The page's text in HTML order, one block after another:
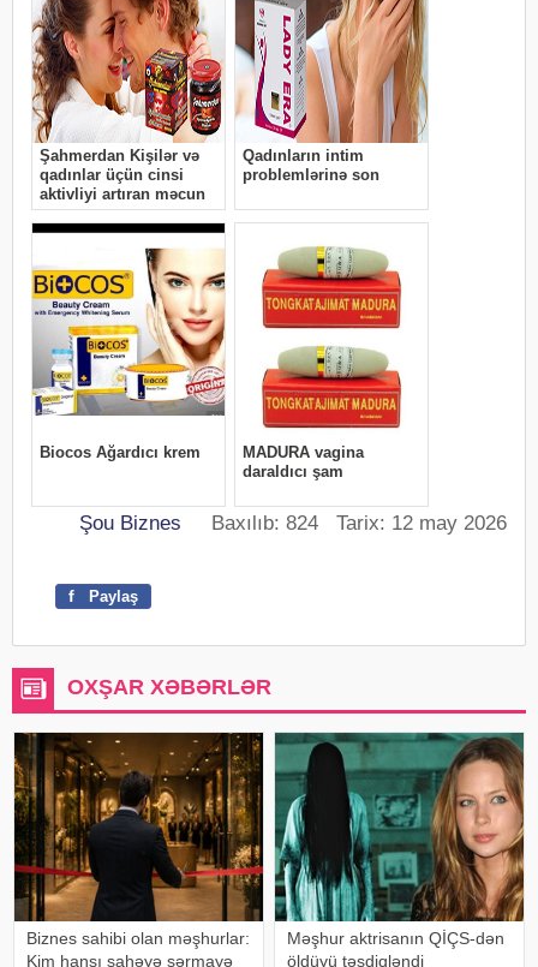
Şou Biznes Baxılıb: 824 Tarix: 12 may 2026
f Paylaş
OXŞAR XƏBƏRLƏR
Biznes sahibi olan məşhurlar:
Kim hansı sahəyə sərmayə
Məşhur aktrisanın QİÇS-dən
öldüyü təsdiqləndi